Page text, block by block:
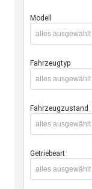
Modell
alles ausgewählt
Fahrzeugtyp
alles ausgewählt
Fahrzeugzustand
alles ausgewählt
Getriebeart
alles ausgewählt